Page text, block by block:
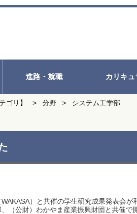
進路・就職 カリキュ
ゴリ】 分野 システム工学部
）と共催の学生研究成果発表会
（公財）わかやま産業振興財団と共催で